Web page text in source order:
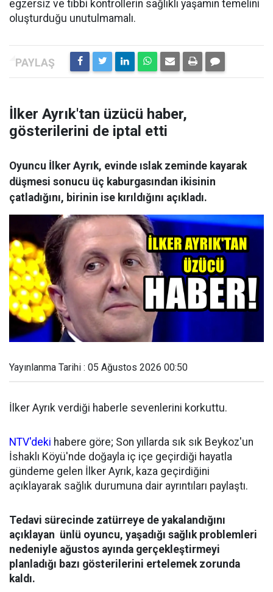
egzersiz ve tıbbi kontrollerin sağlıklı yaşamın temelini
oluşturduğu unutulmamalı.
İlker Ayrık'tan üzücü haber,
gösterilerini de iptal etti
Oyuncu İlker Ayrık, evinde ıslak zeminde kayarak
düşmesi sonucu üç kaburgasından ikisinin
çatladığını, birinin ise kırıldığını açıkladı.
Yayınlanma Tarihi : 05 Ağustos 2026 00:50
İlker Ayrık verdiği haberle sevenlerini korkuttu.
NTV'deki habere göre; Son yıllarda sık sık Beykoz'un
İshaklı Köyü'nde doğayla iç içe geçirdiği hayatla
gündeme gelen İlker Ayrık, kaza geçirdiğini
açıklayarak sağlık durumuna dair ayrıntıları paylaştı.
Tedavi sürecinde zatürreye de yakalandığını
açıklayan ünlü oyuncu, yaşadığı sağlık problemleri
nedeniyle ağustos ayında gerçekleştirmeyi
planladığı bazı gösterilerini ertelemek zorunda
kaldı.